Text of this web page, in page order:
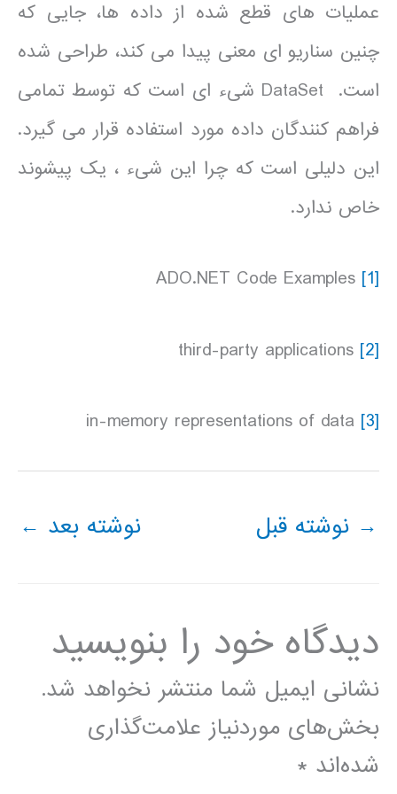
عملیات های قطع شده از داده ها، جایی که
چنین سناریو ای معنی پیدا می کند، طراحی شده
است. DataSet شیء ای است که توسط تمامی
فراهم کنندگان داده مورد استفاده قرار می گیرد.
این دلیلی است که چرا این شیء ، یک پیشوند
خاص ندارد.
[1]
[2]
[3]
→ نوشته قبل نوشته بعد ←
دیدگاه‌ خود را بنویسید
نشانی ایمیل شما منتشر نخواهد شد.
بخش‌های موردنیاز علامت‌گذاری
شده‌اند *